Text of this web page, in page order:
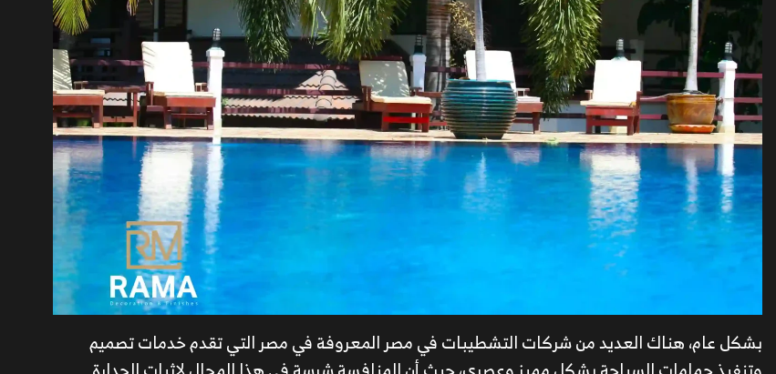
بشكل عام، هناك العديد من شركات التشطيبات في مصر المعروفة في مصر التي تقدم خدمات تصميم